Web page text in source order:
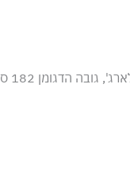
גובה הדגומן 182 ס"מ